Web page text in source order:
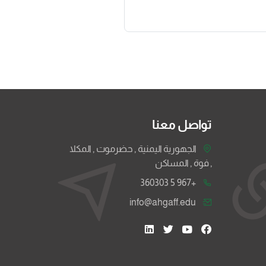
تواصل معنا
الجهورية اليمنية , حضرموت , المكلا
, فوة , المساكن
+967 5 360303
info@ahgaff.edu